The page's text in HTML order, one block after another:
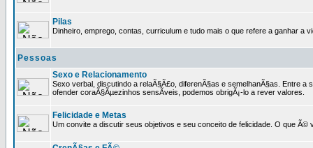
Pilas
Dinheiro, emprego, contas, curriculum e tudo mais o que refere a ganhar a
Pessoas
Sexo e Relacionamento
Sexo verbal, discutindo a relaÃ§Ã£o, diferenÃ§as e semelhanÃ§as. Entre a
ofender coraÃ§Ãµezinhos sensÃ­veis, podemos obrigÃ¡-lo a rever valores.
Felicidade e Metas
Um convite a discutir seus objetivos e seu conceito de felicidade. O que Ã©